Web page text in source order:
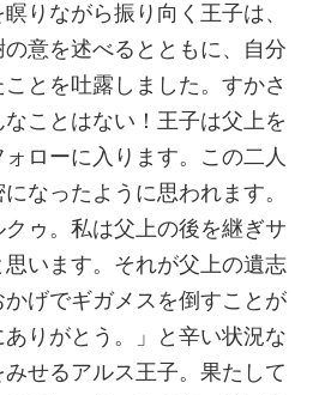
りながら振り向く王子は、
意を述べるとともに、自分
とを吐露しました。すかさ
ことはない！王子は父上を
ローに入ります。この二人
なったように思われます。
クゥ。私は父上の後を継ぎサ
います。それが父上の遺志
げでギガメスを倒すことが
りがとう。」と辛い状況な
せるアルス王子。果たして